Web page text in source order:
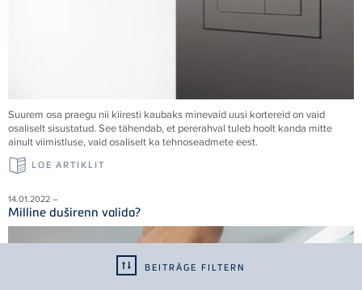
BEITRÄGE FILTERN
Suurem osa praegu nii kiiresti kaubaks minevaid uusi kortereid on vaid
osaliselt sisustatud. See tähendab, et pererahval tuleb hoolt kanda mitte
ainult viimistluse, vaid osaliselt ka tehnoseadmete eest.
LOE ARTIKLIT
14.01.2022 –
Milline duširenn valida?